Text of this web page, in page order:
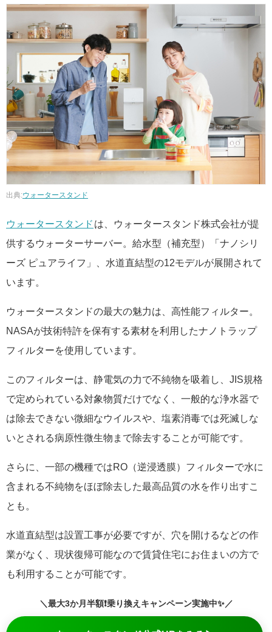
出典:ウォータースタンド
ウォータースタンド は、ウォータースタンド株式会社が提
供するウォーターサーバー。給水型（補充型）「ナノシリ
ーズ ピュアライフ」、水道直結型の12モデルが展開されて
います。
ウォータースタンドの最大の魅力は、高性能フィルター。
NASAが技術特許を保有する素材を利用したナノトラップ
フィルターを使用しています。
このフィルターは、静電気の力で不純物を吸着し、JIS規格
で定められている対象物質だけでなく、一般的な浄水器で
は除去できない微細なウイルスや、塩素消毒では死滅しな
いとされる病原性微生物まで除去することが可能です。
さらに、一部の機種ではRO（逆浸透膜）フィルターで水に
含まれる不純物をほぼ除去した最高品質の水を作り出すこ
とも。
水道直結型は設置工事が必要ですが、穴を開けるなどの作
業がなく、現状復帰可能なので賃貸住宅にお住まいの方で
も利用することが可能です。
＼最大3か月半額❗乗り換えキャンペーン実施中✨／